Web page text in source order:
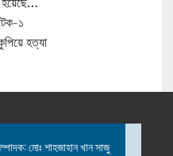
১
হত্যা
মোঃ শাহজাহান খান সাজু